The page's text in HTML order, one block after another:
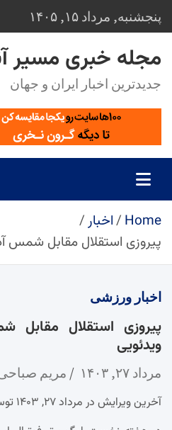
Skip
to
content
پنجشنبه, مرداد ۱۵, ۱۴۰۵
مجله خبری مسیر
جدیدترین اخبار ایران و جهان
Home
اخبار
پیروزی استقلال مقابل شمس
اخبار ورزشی
پیروزی استقلال مقابل
ویدئویی
مرداد ۲۷, ۱۴۰۳ مریم
آخرین ویرایش در مرداد ۲۷, ۱۴۰۳ توسط